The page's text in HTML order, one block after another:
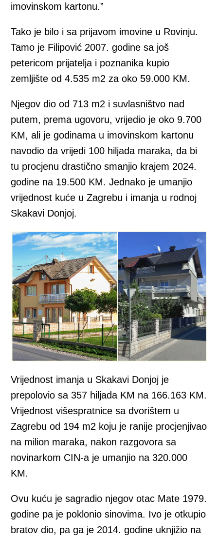
imovinskom kartonu.”
Tako je bilo i sa prijavom imovine u Rovinju.
Tamo je Filipović 2007. godine sa još
petericom prijatelja i poznanika kupio
zemljište od 4.535 m2 za oko 59.000 KM.
Njegov dio od 713 m2 i suvlasništvo nad
putem, prema ugovoru, vrijedio je oko 9.700
KM, ali je godinama u imovinskom kartonu
navodio da vrijedi 100 hiljada maraka, da bi
tu procjenu drastično smanjio krajem 2024.
godine na 19.500 KM. Jednako je umanjio
vrijednost kuće u Zagrebu i imanja u rodnoj
Skakavi Donjoj.
Vrijednost imanja u Skakavi Donjoj je
prepolovio sa 357 hiljada KM na 166.163 KM.
Vrijednost višespratnice sa dvorištem u
Zagrebu od 194 m2 koju je ranije procjenjivao
na milion maraka, nakon razgovora sa
novinarkom CIN-a je umanjio na 320.000
KM.
Ovu kuću je sagradio njegov otac Mate 1979.
godine pa je poklonio sinovima. Ivo je otkupio
bratov dio, pa ga je 2014. godine uknjižio na